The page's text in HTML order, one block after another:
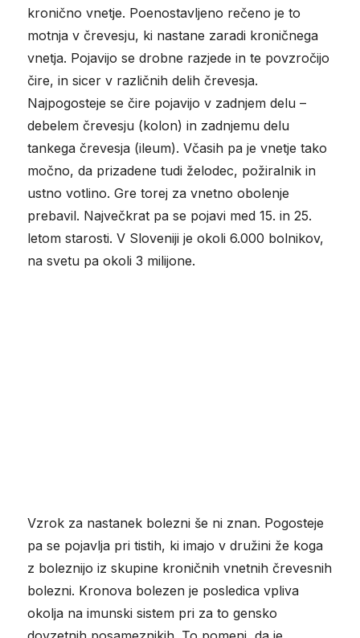
kronično vnetje. Poenostavljeno rečeno je to
motnja v črevesju, ki nastane zaradi kroničnega
vnetja. Pojavijo se drobne razjede in te povzročijo
čire, in sicer v različnih delih črevesja.
Najpogosteje se čire pojavijo v zadnjem delu –
debelem črevesju (kolon) in zadnjemu delu
tankega črevesja (ileum). Včasih pa je vnetje tako
močno, da prizadene tudi želodec, požiralnik in
ustno votlino. Gre torej za vnetno obolenje
prebavil. Največkrat pa se pojavi med 15. in 25.
letom starosti. V Sloveniji je okoli 6.000 bolnikov,
na svetu pa okoli 3 milijone.
Vzrok za nastanek bolezni še ni znan. Pogosteje
pa se pojavlja pri tistih, ki imajo v družini že koga
z boleznijo iz skupine kroničnih vnetnih črevesnih
bolezni. Kronova bolezen je posledica vpliva
okolja na imunski sistem pri za to gensko